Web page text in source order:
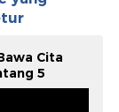
Cita
5